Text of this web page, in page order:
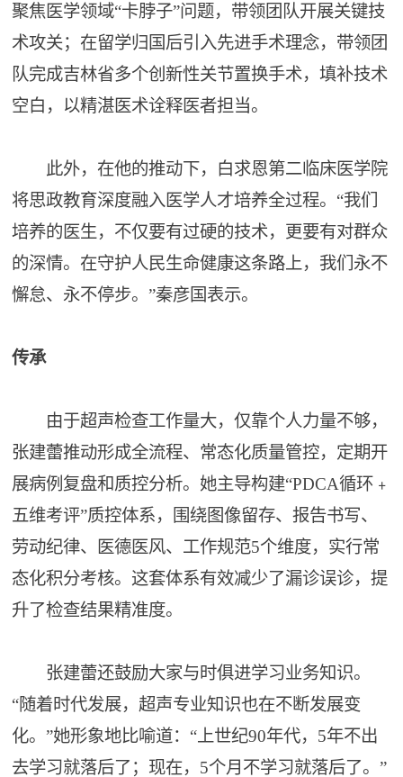
聚焦医学领域“卡脖子”问题，带领团队开展关键技
术攻关；在留学归国后引入先进手术理念，带领团
队完成吉林省多个创新性关节置换手术，填补技术
空白，以精湛医术诠释医者担当。
此外，在他的推动下，白求恩第二临床医学院
将思政教育深度融入医学人才培养全过程。“我们
培养的医生，不仅要有过硬的技术，更要有对群众
的深情。在守护人民生命健康这条路上，我们永不
懈怠、永不停步。”秦彦国表示。
传承
由于超声检查工作量大，仅靠个人力量不够，
张建蕾推动形成全流程、常态化质量管控，定期开
展病例复盘和质控分析。她主导构建“PDCA循环﹢
五维考评”质控体系，围绕图像留存、报告书写、
劳动纪律、医德医风、工作规范5个维度，实行常
态化积分考核。这套体系有效减少了漏诊误诊，提
升了检查结果精准度。
张建蕾还鼓励大家与时俱进学习业务知识。
“随着时代发展，超声专业知识也在不断发展变
化。”她形象地比喻道：“上世纪90年代，5年不出
去学习就落后了；现在，5个月不学习就落后了。”